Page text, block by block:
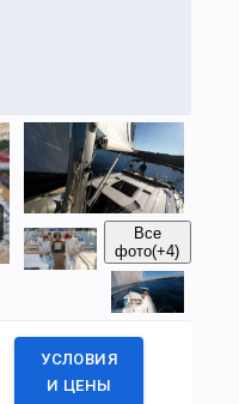
Все
фото(+4)
УСЛОВИЯ
И ЦЕНЫ